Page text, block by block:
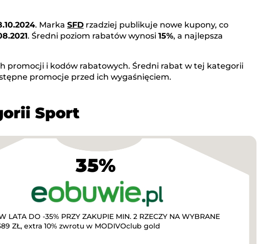
. Marka SFD rzadziej publikuje nowe kupony, co
. Średni poziom rabatów wynosi 15%, a najlepsza
promocji i kodów rabatowych. Średni rabat w tej kategorii
promocje przed ich wygaśnięciem.
Sport
35%
LATA DO -35% PRZY ZAKUPIE MIN. 2 RZECZY NA WYBRANE
ZŁ, extra 10% zwrotu w MODIVOclub gold